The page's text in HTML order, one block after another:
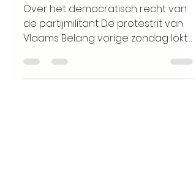
Over het democratisch recht van
de partijmilitant De protestrit van
Vlaams Belang vorige zondag lokte